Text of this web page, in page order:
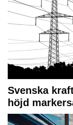
Svenska
höjd